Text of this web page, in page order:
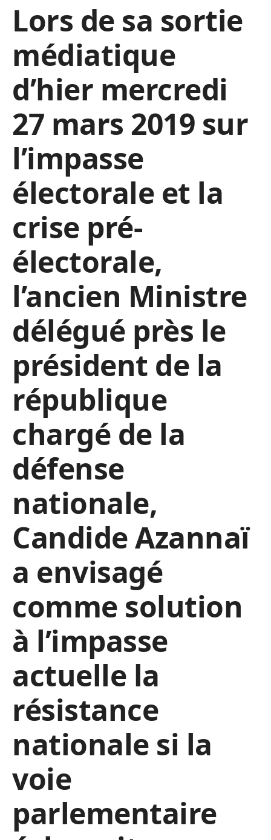
Lors de sa sortie
médiatique
d’hier mercredi
27 mars 2019 sur
l’impasse
électorale et la
crise pré-
électorale,
l’ancien Ministre
délégué près le
président de la
république
chargé de la
défense
nationale,
Candide Azannaï
a envisagé
comme solution
à l’impasse
actuelle la
résistance
nationale si la
voie
parlementaire